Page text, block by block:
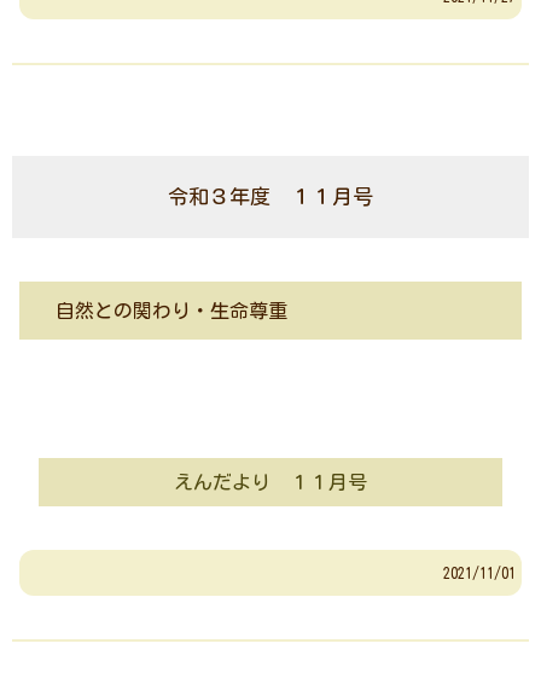
令和３年度 １１月号
自然との関わり・生命尊重
えんだより １１月号
2021/11/01